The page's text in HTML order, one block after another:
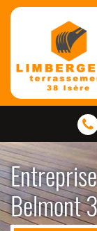
Belmont